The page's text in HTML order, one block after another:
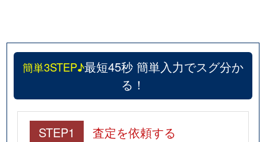
簡単3STEP♪最短45秒 簡単入力でスグ分か
る！
STEP1 査定を依頼する